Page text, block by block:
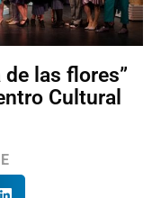
las flores”
Cultural